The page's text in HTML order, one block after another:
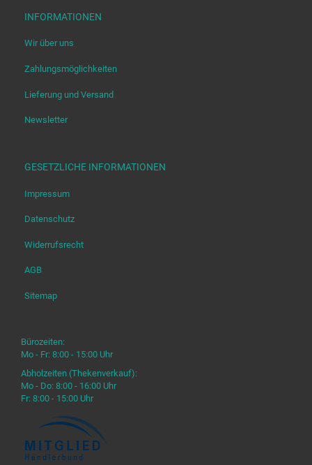
INFORMATIONEN
Wir über uns
Zahlungsmöglichkeiten
Lieferung und Versand
Newsletter
GESETZLICHE INFORMATIONEN
Impressum
Datenschutz
Widerrufsrecht
AGB
Sitemap
Bürozeiten:
Mo - Fr: 8:00 - 15:00 Uhr
Abholzeiten (Thekenverkauf):
Mo - Do: 8:00 - 16:00 Uhr
Fr: 8:00 - 15:00 Uhr